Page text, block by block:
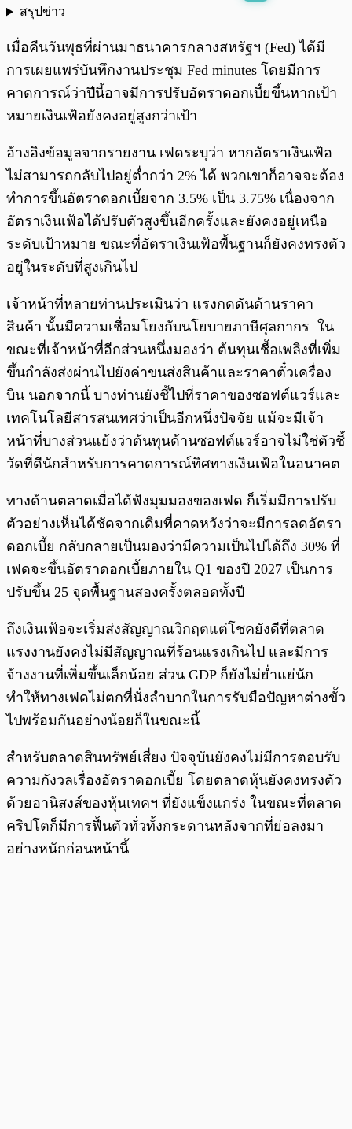
สรุปข่าว
เมื่อคืนวันพุธที่ผ่านมาธนาคารกลางสหรัฐฯ (Fed) ได้มี
การเผยแพร่บันทึกงานประชุม Fed minutes โดยมีการ
คาดการณ์ว่าปีนี้อาจมีการปรับอัตราดอกเบี้ยขึ้นหากเป้า
หมายเงินเฟ้อยังคงอยู่สูงกว่าเป้า
อ้างอิงข้อมูลจากรายงาน เฟดระบุว่า หากอัตราเงินเฟ้อ
ไม่สามารถกลับไปอยู่ต่ำกว่า 2% ได้ พวกเขาก็อาจจะต้อง
ทำการขึ้นอัตราดอกเบี้ยจาก 3.5% เป็น 3.75% เนื่องจาก
อัตราเงินเฟ้อได้ปรับตัวสูงขึ้นอีกครั้งและยังคงอยู่เหนือ
ระดับเป้าหมาย ขณะที่อัตราเงินเฟ้อพื้นฐานก็ยังคงทรงตัว
อยู่ในระดับที่สูงเกินไป
เจ้าหน้าที่หลายท่านประเมินว่า แรงกดดันด้านราคา
สินค้า นั้นมีความเชื่อมโยงกับนโยบายภาษีศุลกากร ใน
ขณะที่เจ้าหน้าที่อีกส่วนหนึ่งมองว่า ต้นทุนเชื้อเพลิงที่เพิ่ม
ขึ้นกำลังส่งผ่านไปยังค่าขนส่งสินค้าและราคาตั๋วเครื่อง
บิน นอกจากนี้ บางท่านยังชี้ไปที่ราคาของซอฟต์แวร์และ
เทคโนโลยีสารสนเทศว่าเป็นอีกหนึ่งปัจจัย แม้จะมีเจ้า
หน้าที่บางส่วนแย้งว่าต้นทุนด้านซอฟต์แวร์อาจไม่ใช่ตัวชี้
วัดที่ดีนักสำหรับการคาดการณ์ทิศทางเงินเฟ้อในอนาคต
ทางด้านตลาดเมื่อได้ฟังมุมมองของเฟด ก็เริ่มมีการปรับ
ตัวอย่างเห็นได้ชัดจากเดิมที่คาดหวังว่าจะมีการลดอัตรา
ดอกเบี้ย กลับกลายเป็นมองว่ามีความเป็นไปได้ถึง 30% ที่
เฟดจะขึ้นอัตราดอกเบี้ยภายใน Q1 ของปี 2027 เป็นการ
ปรับขึ้น 25 จุดพื้นฐานสองครั้งตลอดทั้งปี
ถึงเงินเฟ้อจะเริ่มส่งสัญญาณวิกฤตแต่โชคยังดีที่ตลาด
แรงงานยังคงไม่มีสัญญาณที่ร้อนแรงเกินไป และมีการ
จ้างงานที่เพิ่มขึ้นเล็กน้อย ส่วน GDP ก็ยังไม่ย่ำแย่นัก
ทำให้ทางเฟดไม่ตกที่นั่งลำบากในการรับมือปัญหาต่างขั้ว
ไปพร้อมกันอย่างน้อยก็ในขณะนี้
สำหรับตลาดสินทรัพย์เสี่ยง ปัจจุบันยังคงไม่มีการตอบรับ
ความกังวลเรื่องอัตราดอกเบี้ย โดยตลาดหุ้นยังคงทรงตัว
ด้วยอานิสงส์ของหุ้นเทคฯ ที่ยังแข็งแกร่ง ในขณะที่ตลาด
คริปโตก็มีการฟื้นตัวทั่วทั้งกระดานหลังจากที่ย่อลงมา
อย่างหนักก่อนหน้านี้